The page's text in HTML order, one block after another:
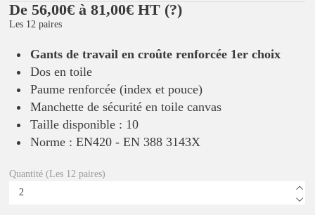
De 56,00€ à 81,00€ HT (?)
Les 12 paires
Gants de travail en croûte renforcée 1er choix
Dos en toile
Paume renforcée (index et pouce)
Manchette de sécurité en toile canvas
Taille disponible : 10
Norme : EN420 - EN 388 3143X
Quantité (Les 12 paires)